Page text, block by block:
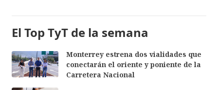
El Top TyT de la semana
Monterrey estrena dos vialidades que
conectarán el oriente y poniente de la
Carretera Nacional